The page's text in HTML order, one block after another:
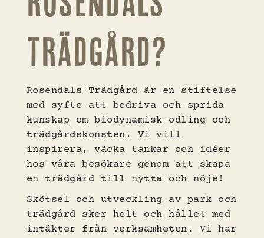
TRÄDGÅRD?
Rosendals Trädgård är en stiftelse
med syfte att bedriva och sprida
kunskap om biodynamisk odling och
trädgårdskonsten. Vi vill
inspirera, väcka tankar och idéer
hos våra besökare genom att skapa
en trädgård till nytta och nöje!
Skötsel och utveckling av park och
trädgård sker helt och hållet med
intäkter från verksamheten. Vi har